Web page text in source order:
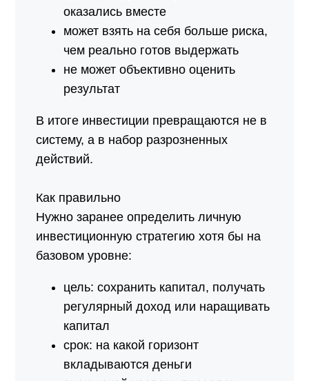
оказались вместе
может взять на себя больше риска,
чем реально готов выдержать
не может объективно оценить
результат
В итоге инвестиции превращаются не в
систему, а в набор разрозненных
действий.
Как правильно
Нужно заранее определить личную
инвестиционную стратегию хотя бы на
базовом уровне:
цель: сохранить капитал, получать
регулярный доход или наращивать
капитал
срок: на какой горизонт
вкладываются деньги